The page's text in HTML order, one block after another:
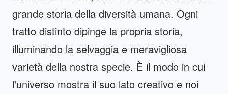
grande storia della diversità umana. Ogni
tratto distinto dipinge la propria storia,
illuminando la selvaggia e meravigliosa
varietà della nostra specie. È il modo in cui
l'universo mostra il suo lato creativo e noi